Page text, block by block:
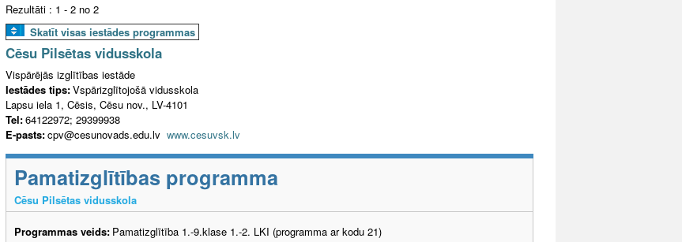
Rezultāti : 1 - 2 no 2
Skatīt visas iestādes programmas
Cēsu Pilsētas vidusskola
Vispārējās izglītības iestāde
Iestādes tips:Vspārizglītojošā vidusskola
Lapsu iela 1, Cēsis, Cēsu nov., LV-4101
Tel:64122972; 29399938
E-pasts:cpv@cesunovads.edu.lv www.cesuvsk.lv
Pamatizglītības programma
Cēsu Pilsētas vidusskola
Programmas veids: Pamatizglītība 1.-9.klase 1.-2. LKI (programma ar kodu 21)